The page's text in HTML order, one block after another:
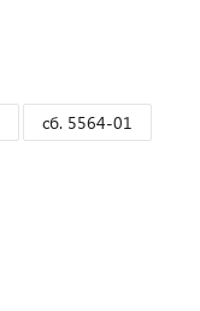
сб. 5564-01